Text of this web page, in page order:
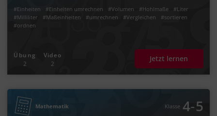
#Einheiten #Einheiten umrechnen #Volumen #Hohlmaße
#Liter
#Milliliter
#Maßeinheiten #umrechnen #Vergleichen
#sortieren
#ordnen
Übung
2
Video
2
Jetzt lernen
Mathematik Klasse 4‐5